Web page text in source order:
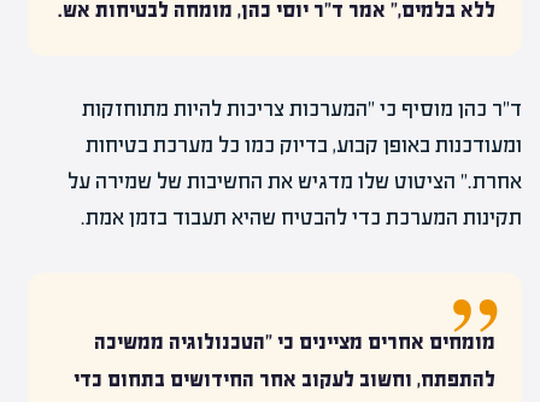
ללא בלמים," אמר ד"ר יוסי כהן, מומחה לבטיחות אש.
ד"ר כהן מוסיף כי "המערכות צריכות להיות מתוחזקות
ומעודכנות באופן קבוע, בדיוק כמו כל מערכת בטיחות
אחרת." הציטוט שלו מדגיש את החשיבות של שמירה על
תקינות המערכת כדי להבטיח שהיא תעבוד בזמן אמת.
מומחים אחרים מציינים כי "הטכנולוגיה ממשיכה
להתפתח, וחשוב לעקוב אחר החידושים בתחום כדי